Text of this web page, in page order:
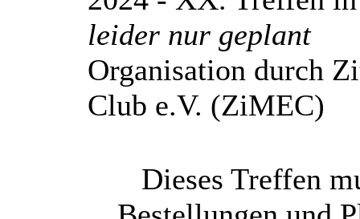
leider nur geplant
Organisation durch
Club e.V. (ZiMEC)
Dieses Treffen